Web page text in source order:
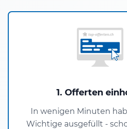
1. Offerten
In wenigen Minuten
Wichtige ausgefüllt -